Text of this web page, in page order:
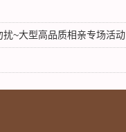
扰~大型高品质相亲专场活动